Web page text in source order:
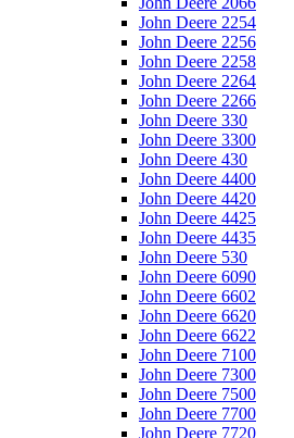
John Deere 2254
John Deere 2256
John Deere 2258
John Deere 2264
John Deere 2266
John Deere 330
John Deere 3300
John Deere 430
John Deere 4400
John Deere 4420
John Deere 4425
John Deere 4435
John Deere 530
John Deere 6090
John Deere 6602
John Deere 6620
John Deere 6622
John Deere 7100
John Deere 7300
John Deere 7500
John Deere 7700
John Deere 7720